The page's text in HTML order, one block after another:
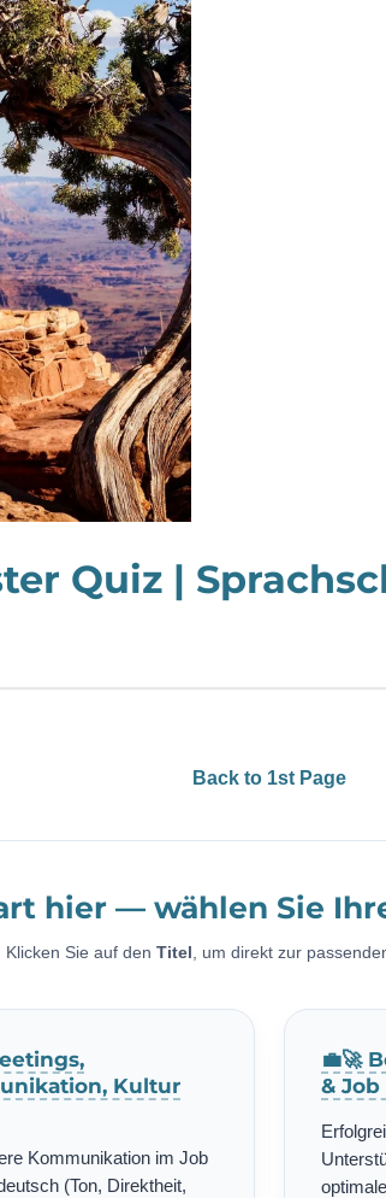
Quiz |
Back to 1st Page
hier — wählen Sie
Klicken Sie auf den Titel , um direkt zur
Kultur
Kommunikation im Job
(Ton, Direktheit,
💼🚀
&